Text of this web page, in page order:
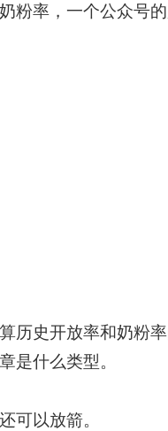
粉率，一个公众号
历史开放率和奶粉
是什么类型。
可以放箭。